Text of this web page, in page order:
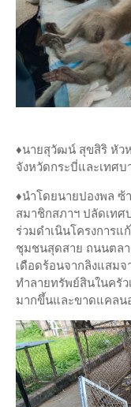
♦นายสุวัฒน์ สุขสิริ หัว
จังหวัดกระบี่และเทศ
♦นำโดยนายปองพล ซ้
สมาชิกสภาฯ ปลัดเทศ
ร่วมดำเนินโครงการ
ชุมชนสุดสาย ถนนตล
เดือดร้อนจากลิงแสม
ทำลายทรัพย์สินในครัว
มากขึ้นและขาดแคลน